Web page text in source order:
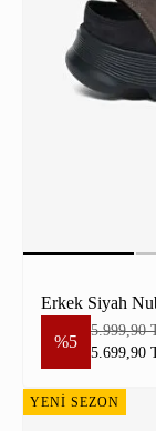
Erkek Siyah
%5
5.999,90
5.699,90
YENİ SEZON